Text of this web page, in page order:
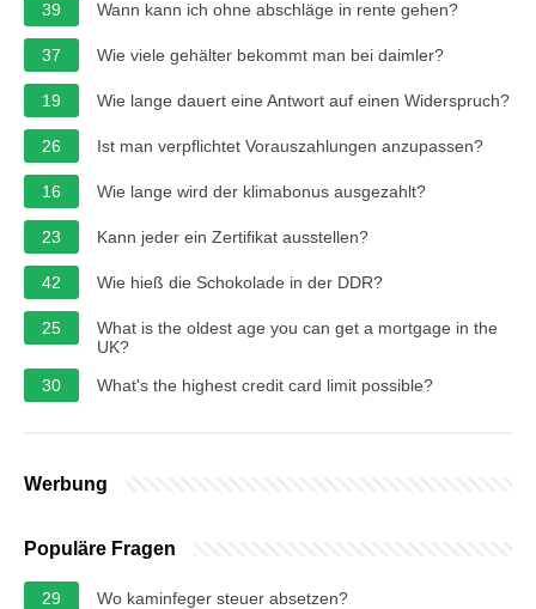
39 Wann kann ich ohne abschläge in rente gehen?
37 Wie viele gehälter bekommt man bei daimler?
19 Wie lange dauert eine Antwort auf einen Widerspruch?
26 Ist man verpflichtet Vorauszahlungen anzupassen?
16 Wie lange wird der klimabonus ausgezahlt?
23 Kann jeder ein Zertifikat ausstellen?
42 Wie hieß die Schokolade in der DDR?
25
What is the oldest age you can get a mortgage in the
UK?
30
What's the highest credit card limit possible?
Werbung
Populäre Fragen
29 Wo kaminfeger steuer absetzen?